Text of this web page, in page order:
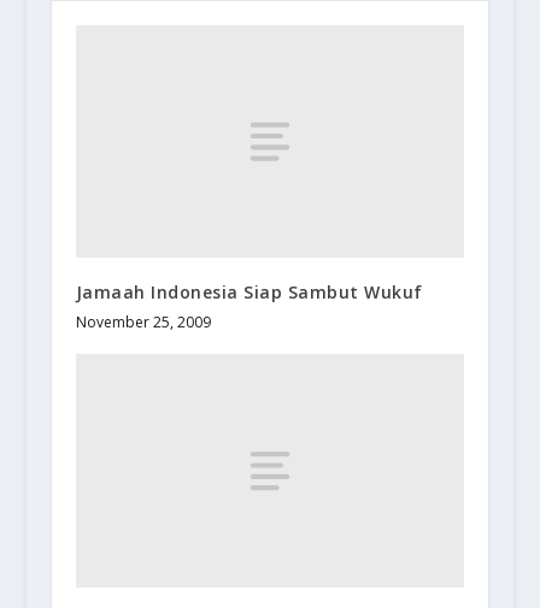
Jamaah Indonesia Siap Sambut Wukuf
November 25, 2009